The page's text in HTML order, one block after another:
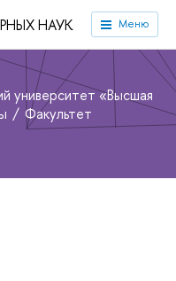
НАУК Меню
университет «Высшая
Факультет